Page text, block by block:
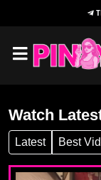
Watch
Latest Best